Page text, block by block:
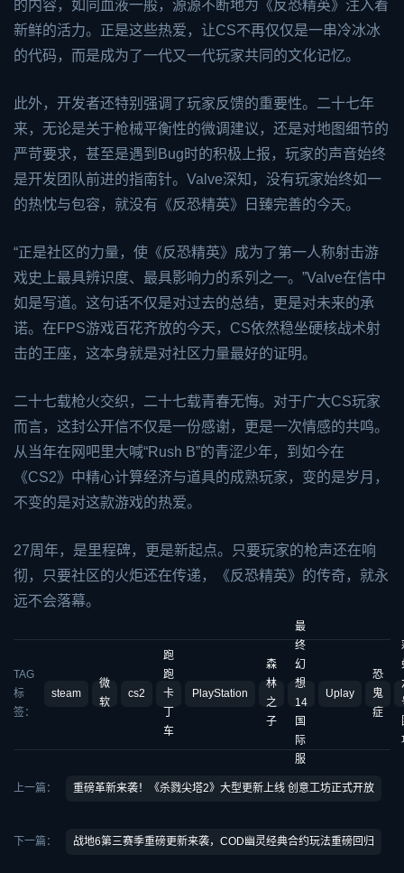
的内容，如同血液一般，源源不断地为《反恐精英》注入着
新鲜的活力。正是这些热爱，让CS不再仅仅是一串冷冰冰
的代码，而是成为了一代又一代玩家共同的文化记忆。
此外，开发者还特别强调了玩家反馈的重要性。二十七年
来，无论是关于枪械平衡性的微调建议，还是对地图细节的
严苛要求，甚至是遇到Bug时的积极上报，玩家的声音始终
是开发团队前进的指南针。Valve深知，没有玩家始终如一
的热忱与包容，就没有《反恐精英》日臻完善的今天。
“正是社区的力量，使《反恐精英》成为了第一人称射击游
戏史上最具辨识度、最具影响力的系列之一。”Valve在信中
如是写道。这句话不仅是对过去的总结，更是对未来的承
诺。在FPS游戏百花齐放的今天，CS依然稳坐硬核战术射
击的王座，这本身就是对社区力量最好的证明。
二十七载枪火交织，二十七载青春无悔。对于广大CS玩家
而言，这封公开信不仅是一份感谢，更是一次情感的共鸣。
从当年在网吧里大喊“Rush B”的青涩少年，到如今在
《CS2》中精心计算经济与道具的成熟玩家，变的是岁月，
不变的是对这款游戏的热爱。
27周年，是里程碑，更是新起点。只要玩家的枪声还在响
彻，只要社区的火炬还在传递，《反恐精英》的传奇，就永
远不会落幕。
TAG
标
签：
steam
微
软
cs2
跑
跑
卡
丁
车
PlayStation
森
林
之
子
最
终
幻
想
14
国
际
服
Uplay
恐
鬼
症
上一篇： 重磅革新来袭！《杀戮尖塔2》大型更新上线 创意工坊正式开放
下一篇： 战地6第三赛季重磅更新来袭，COD幽灵经典合约玩法重磅回归